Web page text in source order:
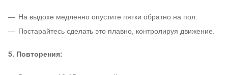
На выдохе медленно опустите пятки обратно на пол.
Постарайтесь сделать это плавно, контролируя движение.
5. Повторения: